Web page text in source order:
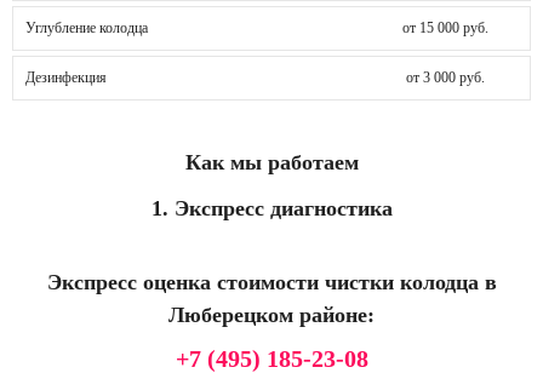
Углубление колодца от 15 000 руб.
Дезинфекция от 3 000 руб.
Как мы работаем
1. Экспресс диагностика
Экспресс оценка стоимости чистки колодца в
Люберецком районе:
+7 (495) 185-23-08